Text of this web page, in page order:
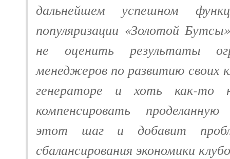
дальнейшем успешном
популяризации «Золотой
не оценить результаты
менеджеров по развитию своих
генераторе и хоть как-то
компенсировать
этот шаг и добавит
сбалансирования экономики